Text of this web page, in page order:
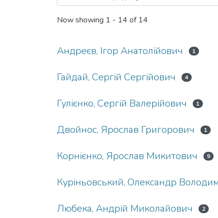
Now showing 1 - 14 of 14
Андреєв, Ігор Анатолійович 1
Гайдай, Сергій Сергійович 4
Гулієнко, Сергій Валерійович 1
Двойнос, Ярослав Григорович 1
Корнієнко, Ярослав Микитович 9
Куріньовський, Олександр
Любека, Андрій Миколайович 2